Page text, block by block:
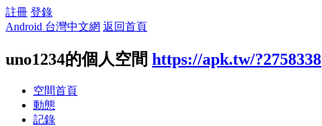
註冊 登錄
Android 台灣中文網 返回首頁
uno1234的個人空間 https://apk.tw/?2758338
空間首頁
動態
記錄